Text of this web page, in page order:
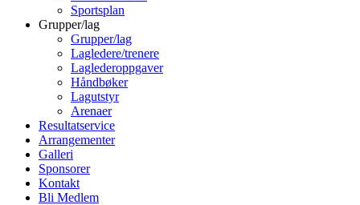
Sportsplan
Grupper/lag
Grupper/lag
Lagledere/trenere
Laglederoppgaver
Håndbøker
Lagutstyr
Arenaer
Resultatservice
Arrangementer
Galleri
Sponsorer
Kontakt
Bli Medlem